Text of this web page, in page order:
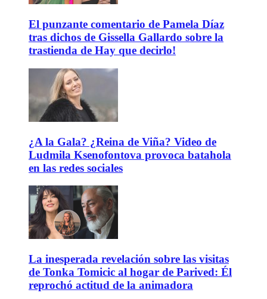
El punzante comentario de Pamela Díaz
tras dichos de Gissella Gallardo sobre la
trastienda de Hay que decirlo!
¿A la Gala? ¿Reina de Viña? Video de
Ludmila Ksenofontova provoca batahola
en las redes sociales
La inesperada revelación sobre las visitas
de Tonka Tomicic al hogar de Parived: Él
reprochó actitud de la animadora